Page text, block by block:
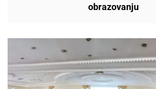
obrazovanju